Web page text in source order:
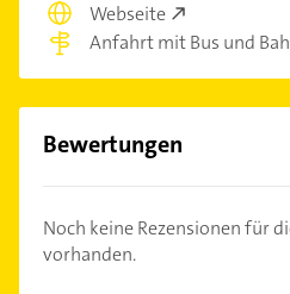
Webseite
Anfahrt mit Bus und
Bewertungen
Noch keine Rezensionen für
vorhanden.